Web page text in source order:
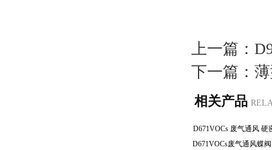
上一篇：
下一篇：
相关产品
D671VOCs 废气通风